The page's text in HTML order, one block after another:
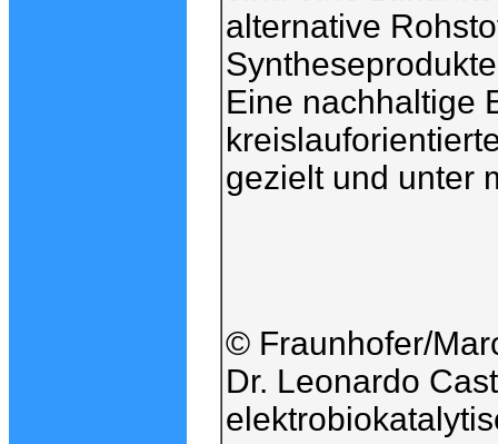
alternative
Eine nachhaltige
gezielt und unter
© Fraunhofer/
Dr. Leonardo